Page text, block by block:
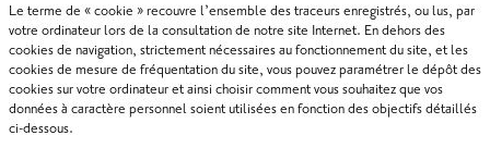
Le terme de « cookie » recouvre l’ensemble des traceurs enregistrés, ou lus, par
votre ordinateur lors de la consultation de notre site Internet. En dehors des
cookies de navigation, strictement nécessaires au fonctionnement du site, et les
cookies de mesure de fréquentation du site, vous pouvez paramétrer le dépôt des
cookies sur votre ordinateur et ainsi choisir comment vous souhaitez que vos
données à caractère personnel soient utilisées en fonction des objectifs détaillés
ci-dessous.